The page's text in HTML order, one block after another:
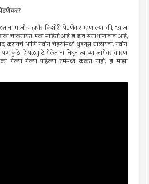
पेडणेकर?
माजी महापौर किशोरी पेडणेकर म्हणाल्या की, "आज
चालतायत. मला माहिती आहे हा डाव सत्ताधाऱ्यांचाच आहे,
करायचं आणि नवीन चेहऱ्यांमध्ये धुडगूस घालायचा. नवीन
कुठे, हे पळकुटे गेलेत ना निघून त्यांच्या जागेवर. कारण
गेल्या गेल्या पहिल्या टर्ममध्ये कळत नाही. हा माझा